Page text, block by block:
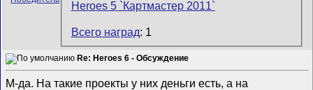
Всего наград: 1
Re: Heroes 6 - Обсуждение
М-да. На такие проекты у них деньги есть, а на